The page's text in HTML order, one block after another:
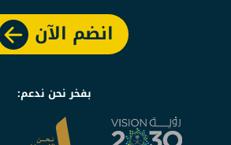
انضم الآن
بفخر نحن ندعم: